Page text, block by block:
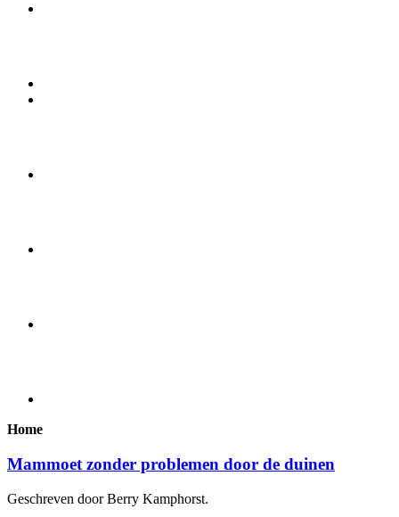
Home
Mammoet zonder problemen door de duinen
Geschreven door Berry Kamphorst.